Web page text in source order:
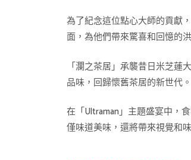
為了紀念這位點心大師的貢獻
面，為他們帶來驚喜和回憶的
「瀾之茶居」承襲昔日米芝
品味，回歸懷舊茶居的新世代
在「Ultraman」主題盛宴中，
僅味道美味，還將帶來視覺和